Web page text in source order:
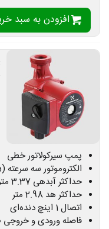
افزودن به سبد
پمپ سیرکولاتور خطی
الکتروموتور سه سرعته (65/80/85 وات)
حداکثر آبدهی 3.37 متر مکعب در ساعت
حداکثر هد 2.98 متر
اتصال 1 اینچ دنده‌ای
فاصله ورودی و خروجی 180 میلی‌متر